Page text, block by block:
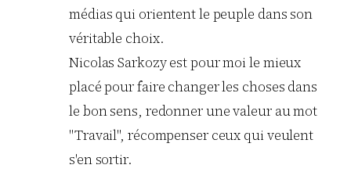
médias qui orientent le peuple dans son
véritable choix.
Nicolas Sarkozy est pour moi le mieux
placé pour faire changer les choses dans
le bon sens, redonner une valeur au mot
"Travail", récompenser ceux qui veulent
s'en sortir.